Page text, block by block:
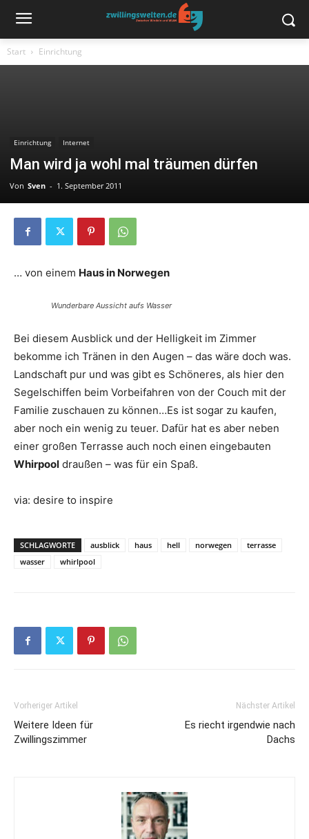
Start Einrichtung
Einrichtung Internet
Man wird ja wohl mal träumen dürfen
Von Sven - 1. September 2011
… von einem Haus in Norwegen
Wunderbare Aussicht aufs Wasser
Bei diesem Ausblick und der Helligkeit im Zimmer
bekomme ich Tränen in den Augen – das wäre doch was.
Landschaft pur und was gibt es Schöneres, als hier den
Segelschiffen beim Vorbeifahren von der Couch mit der
Familie zuschauen zu können…Es ist sogar zu kaufen,
aber noch ein wenig zu teuer. Dafür hat es aber neben
einer großen Terrasse auch noch einen eingebauten
Whirpool draußen – was für ein Spaß.
via: desire to inspire
SCHLAGWORTE ausblick haus hell norwegen
terrasse
wasser
whirlpool
Vorheriger Artikel
Weitere Ideen für
Zwillingszimmer
Nächster Artikel
Es riecht irgendwie nach
Dachs